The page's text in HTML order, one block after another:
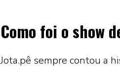
Como foi o show
Jota.pê sempre contou a